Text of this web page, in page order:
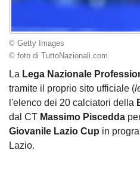
© Getty Images
© foto di TuttoNazionali.com
La Lega Nazionale
tramite il proprio sito ufficiale (
l'elenco dei 20 calciatori della
dal CT Massimo Piscedda
Giovanile Lazio Cup in
Lazio.